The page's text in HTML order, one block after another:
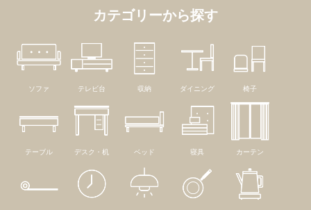
カテゴリーから探す
ソファ テレビ台 収納 ダイニング 椅子
テーブル デスク・机 ベッド 寝具 カーテン